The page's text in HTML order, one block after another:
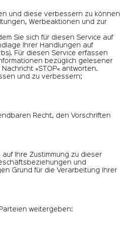
und diese verbessern zu können
Werbeaktionen und zur
Sie sich für diesen Service auf
Ihrer Handlungen auf
Für diesen Service erfassen
bezüglich gelesener
»STOP« antworten.
und zu verbessern;
Recht, den Vorschriften
Ihre Zustimmung zu dieser
und
Grund für die Verarbeitung Ihrer
weitergeben: